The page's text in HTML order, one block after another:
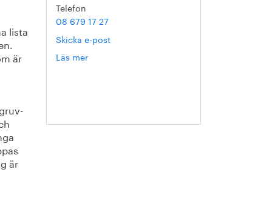
lista
är
är
Telefon
08 679 17 27
Skicka e-post
Läs mer